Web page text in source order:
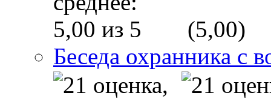
(5,00)
Беседа охранника с